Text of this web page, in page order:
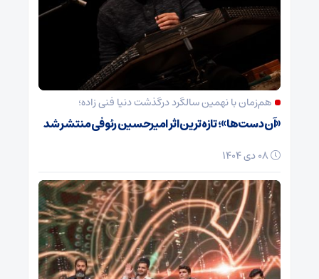
هم‌زمان با نهمین سالگرد درگذشت دنیا فنی زاده؛
«آن دست‌ها»؛ تازه‌ترین اثر امیرحسین رئوفی منتشر شد